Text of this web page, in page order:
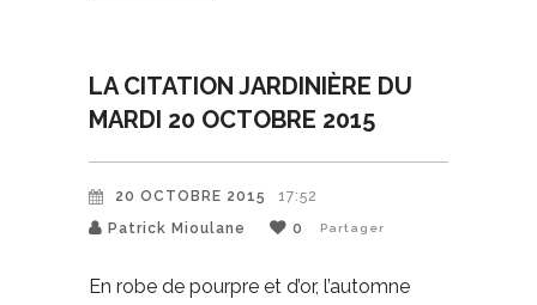
LA CITATION JARDINIÈRE DU
MARDI 20 OCTOBRE 2015
20 OCTOBRE 2015
17:52
Patrick Mioulane
0 Partager
En robe de pourpre et d’or, l’automne